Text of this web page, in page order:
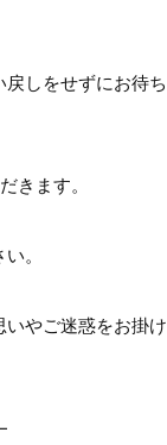
しをせずにお待ち
きます。
。
やご迷惑をお掛け